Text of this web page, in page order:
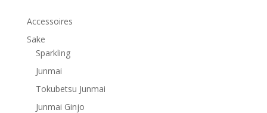
Accessoires
Sake
Sparkling
Junmai
Tokubetsu Junmai
Junmai Ginjo